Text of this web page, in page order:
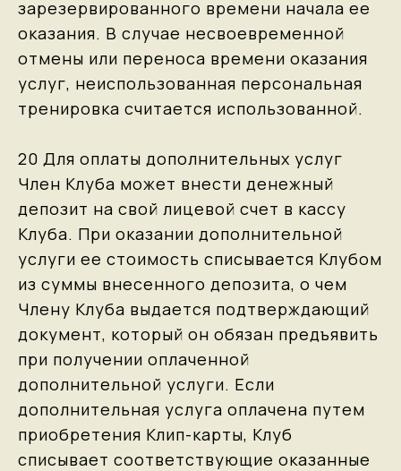
зарезервированного времени начала ее
оказания. В случае несвоевременной
отмены или переноса времени оказания
услуг, неиспользованная персональная
тренировка считается использованной.
20 Для оплаты дополнительных услуг
Член Клуба может внести денежный
депозит на свой лицевой счет в кассу
Клуба. При оказании дополнительной
услуги ее стоимость списывается Клубом
из суммы внесенного депозита, о чем
Члену Клуба выдается подтверждающий
документ, который он обязан предъявить
при получении оплаченной
дополнительной услуги. Если
дополнительная услуга оплачена путем
приобретения Клип-карты, Клуб
списывает соответствующие оказанные